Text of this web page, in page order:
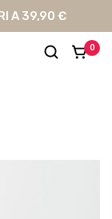
A 39,90 €
0